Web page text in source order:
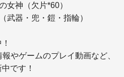
神（欠片*60）
器・兜・鎧・指輪）
やゲームのプレイ動画など、
です！